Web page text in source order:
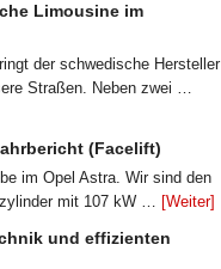
Limousine im
der schwedische Hersteller
Straßen. Neben zwei …
(Facelift)
im Opel Astra. Wir sind den
mit 107 kW … [Weiter]
und effizienten